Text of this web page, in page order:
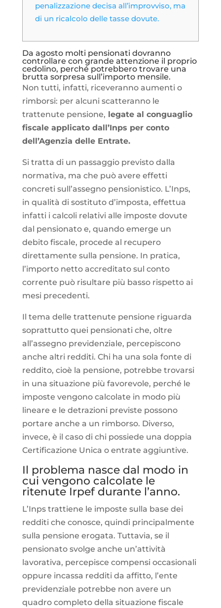
penalizzazione decisa all’improvviso, ma
di un ricalcolo delle tasse dovute.
Da agosto molti pensionati dovranno
controllare con grande attenzione il proprio
cedolino, perché potrebbero trovare una
brutta sorpresa sull’importo mensile.
Non tutti, infatti, riceveranno aumenti o
rimborsi: per alcuni scatteranno le
trattenute pensione, legate al conguaglio
fiscale applicato dall’Inps per conto
dell’Agenzia delle Entrate.
Si tratta di un passaggio previsto dalla
normativa, ma che può avere effetti
concreti sull’assegno pensionistico. L’Inps,
in qualità di sostituto d’imposta, effettua
infatti i calcoli relativi alle imposte dovute
dal pensionato e, quando emerge un
debito fiscale, procede al recupero
direttamente sulla pensione. In pratica,
l’importo netto accreditato sul conto
corrente può risultare più basso rispetto ai
mesi precedenti.
Il tema delle trattenute pensione riguarda
soprattutto quei pensionati che, oltre
all’assegno previdenziale, percepiscono
anche altri redditi. Chi ha una sola fonte di
reddito, cioè la pensione, potrebbe trovarsi
in una situazione più favorevole, perché le
imposte vengono calcolate in modo più
lineare e le detrazioni previste possono
portare anche a un rimborso. Diverso,
invece, è il caso di chi possiede una doppia
Certificazione Unica o entrate aggiuntive.
Il problema nasce dal modo in
cui vengono calcolate le
ritenute Irpef durante l’anno.
L’Inps trattiene le imposte sulla base dei
redditi che conosce, quindi principalmente
sulla pensione erogata. Tuttavia, se il
pensionato svolge anche un’attività
lavorativa, percepisce compensi occasionali
oppure incassa redditi da affitto, l’ente
previdenziale potrebbe non avere un
quadro completo della situazione fiscale